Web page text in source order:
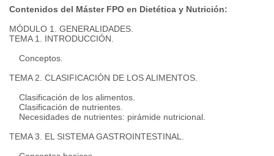
Contenidos del Máster FPO en Dietética y Nutrición:
MÓDULO 1. GENERALIDADES.
TEMA 1. INTRODUCCIÓN.
Conceptos.
TEMA 2. CLASIFICACIÓN DE LOS ALIMENTOS.
Clasificación de los alimentos.
Clasificación de nutrientes.
Necesidades de nutrientes: pirámide nutricional.
TEMA 3. EL SISTEMA GASTROINTESTINAL.